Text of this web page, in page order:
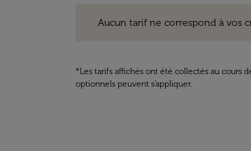
Aucun tarif ne correspond à vos
*Les tarifs affichés ont été collectés au cours
optionnels peuvent s'appliquer.